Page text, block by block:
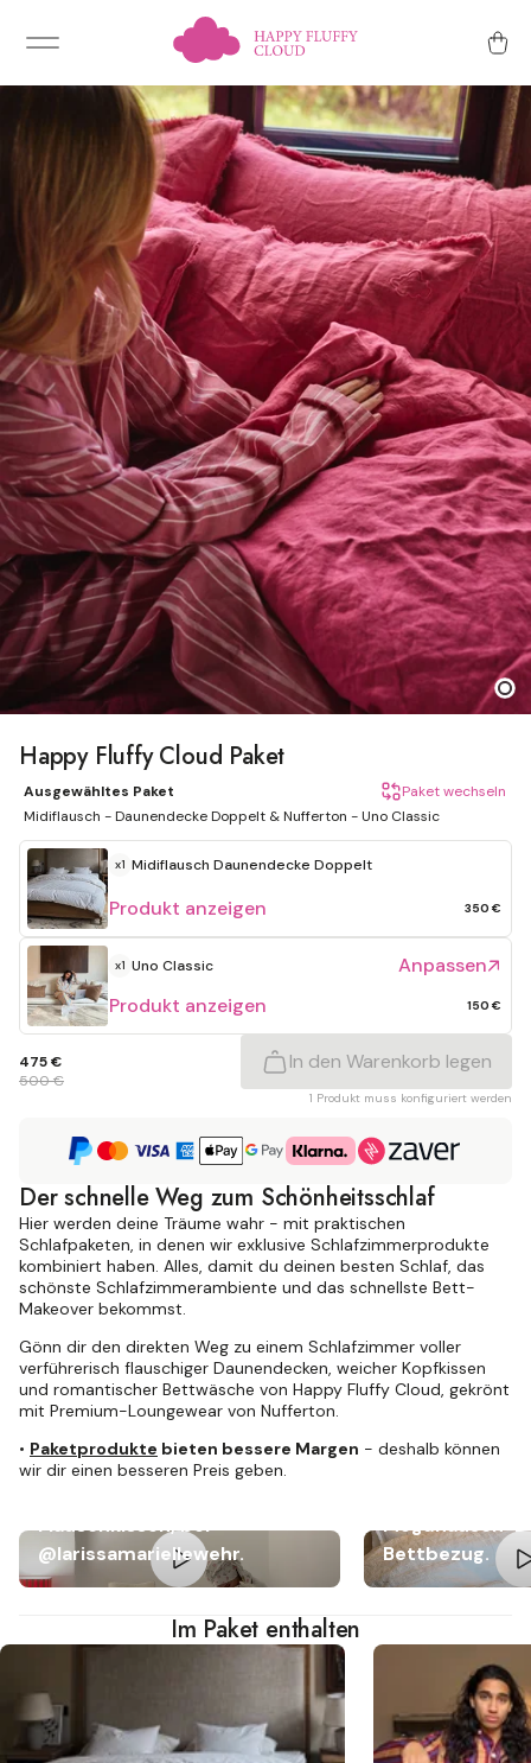
Kaufen & Info
Happy Fluffy Cloud Paket
Ausgewähltes Paket
Paket wechseln
Midiflausch - Daunendecke Doppelt & Nufferton - Uno Classic
x1 Midiflausch Daunendecke Doppelt
Produkt anzeigen 350 €
x1 Uno Classic
Anpassen
Produkt anzeigen
150 €
475 €
500 €
In den Warenkorb legen
1 Produkt muss konfiguriert werden
Der schnelle Weg zum Schönheitsschlaf
Hier werden deine Träume wahr - mit praktischen
Schlafpaketen, in denen wir exklusive Schlafzimmerprodukte
kombiniert haben. Alles, damit du deinen besten Schlaf, das
schönste Schlafzimmerambiente und das schnellste Bett-
Makeover bekommst.
Gönn dir den direkten Weg zu einem Schlafzimmer voller
verführerisch flauschiger Daunendecken, weicher Kopfkissen
und romantischer Bettwäsche von Happy Fluffy Cloud, gekrönt
mit Premium-Loungewear von Nufferton.
• Paketprodukte bieten bessere Margen - deshalb können
wir dir einen besseren Preis geben.
Flauschkissen, bei
@larissamariellewehr.
Megaflausch-
Bettbezug.
Im Paket enthalten